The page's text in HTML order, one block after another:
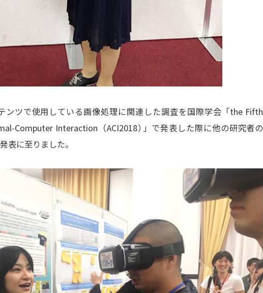
ンツで使用している画像処理に関連した調査を国際学会「the Fifth
Computer Interaction（ACI2018） 」で発表した際に他の研究者の
表に至りました。